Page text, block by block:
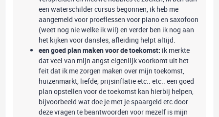
een waterschilder cursus begonnen, ik heb me
aangemeld voor proeflessen voor piano en saxofoon
(weet nog nie welke ik wil) en verder ben ik nog aan
het kijken voor dansles, afleiding helpt altijd.
een goed plan maken voor de toekomst: ik merkte
dat veel van mijn angst eigenlijk voorkomt uit het
feit dat ik me zorgen maken over mijn toekomst,
huizenmarkt, liefde, prijsinflatie etc.. etc.. een goed
plan opstellen voor de toekomst kan hierbij helpen,
bijvoorbeeld wat doe je met je spaargeld etc door
deze vragen te beantwoorden voor mezelf is mijn